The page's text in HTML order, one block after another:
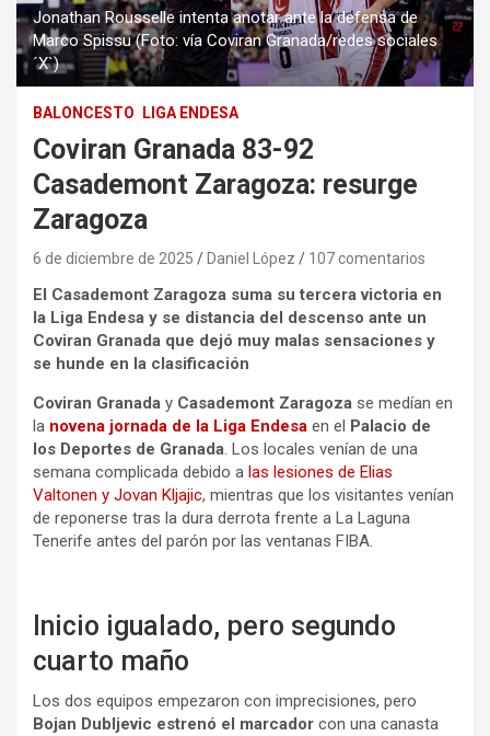
Jonathan Rousselle intenta anotar ante la defensa de
Marco Spissu (Foto: vía Coviran Granada/redes sociales
´X`)
BALONCESTO LIGA ENDESA
Coviran Granada 83-92
Casademont Zaragoza: resurge
Zaragoza
6 de diciembre de 2025 Daniel López 107 comentarios
El Casademont Zaragoza suma su tercera victoria en
la Liga Endesa y se distancia del descenso ante un
Coviran Granada que dejó muy malas sensaciones y
se hunde en la clasificación
Coviran Granada y Casademont Zaragoza se medían en
la novena jornada de la Liga Endesa en el
Palacio de
los Deportes de Granada. Los locales venían de una
semana complicada debido a las lesiones de Elias
Valtonen y Jovan Kljajic, mientras que los visitantes venían
de reponerse tras la dura derrota frente a La Laguna
Tenerife antes del parón por las ventanas FIBA.
Inicio igualado, pero segundo
cuarto maño
Los dos equipos empezaron con imprecisiones, pero
Bojan Dubljevic estrenó el marcador con una canasta